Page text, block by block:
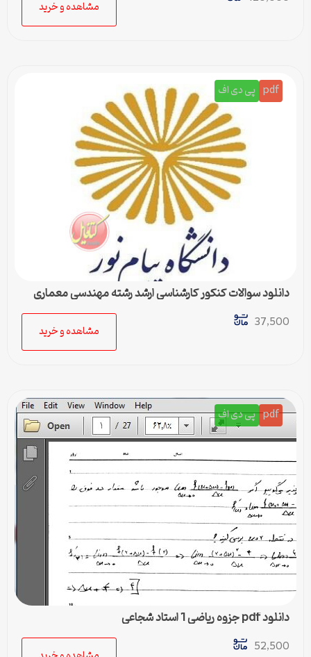
مشاهده و خرید
pdf پی دی اف
دانلود سوالات کنکور کارشناسی ارشد رشته مهندسی معماری
37,500
مشاهده و خرید
pdf پی دی اف
دانلود pdf جزوه ریاضی 1 استاد شجاعی
52,500